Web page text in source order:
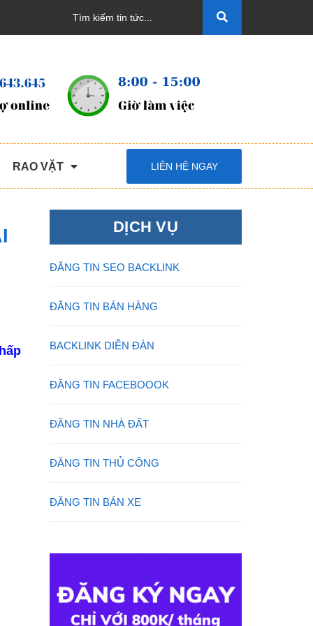
RAO VẶT LIÊN HỆ NGAY
DỊCH VỤ
ĐĂNG TIN SEO BACKLINK
ĐĂNG TIN BÁN HÀNG
BACKLINK DIỄN ĐÀN
ĐĂNG TIN FACEBOOOK
ĐĂNG TIN NHÀ ĐẤT
ĐĂNG TIN THỦ CÔNG
ĐĂNG TIN BÁN XE